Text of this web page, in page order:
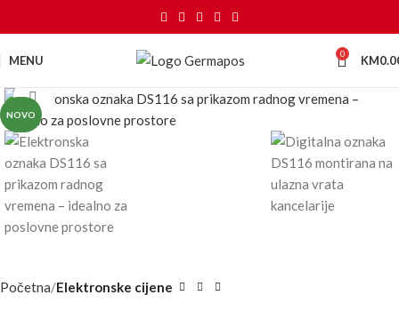
MENU 0 KM
NOVO
Kliknite za uvećanje
Početna Elektronske cijene